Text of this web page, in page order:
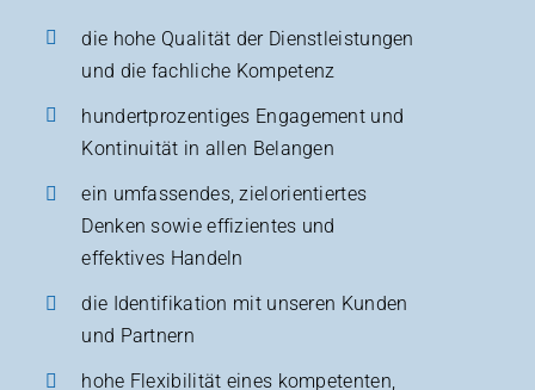
die hohe Qualität der Dienstleistungen
und die fachliche Kompetenz
hundertprozentiges Engagement und
Kontinuität in allen Belangen
ein umfassendes, zielorientiertes
Denken sowie effizientes und
effektives Handeln
die Identifikation mit unseren Kunden
und Partnern
hohe Flexibilität eines kompetenten,